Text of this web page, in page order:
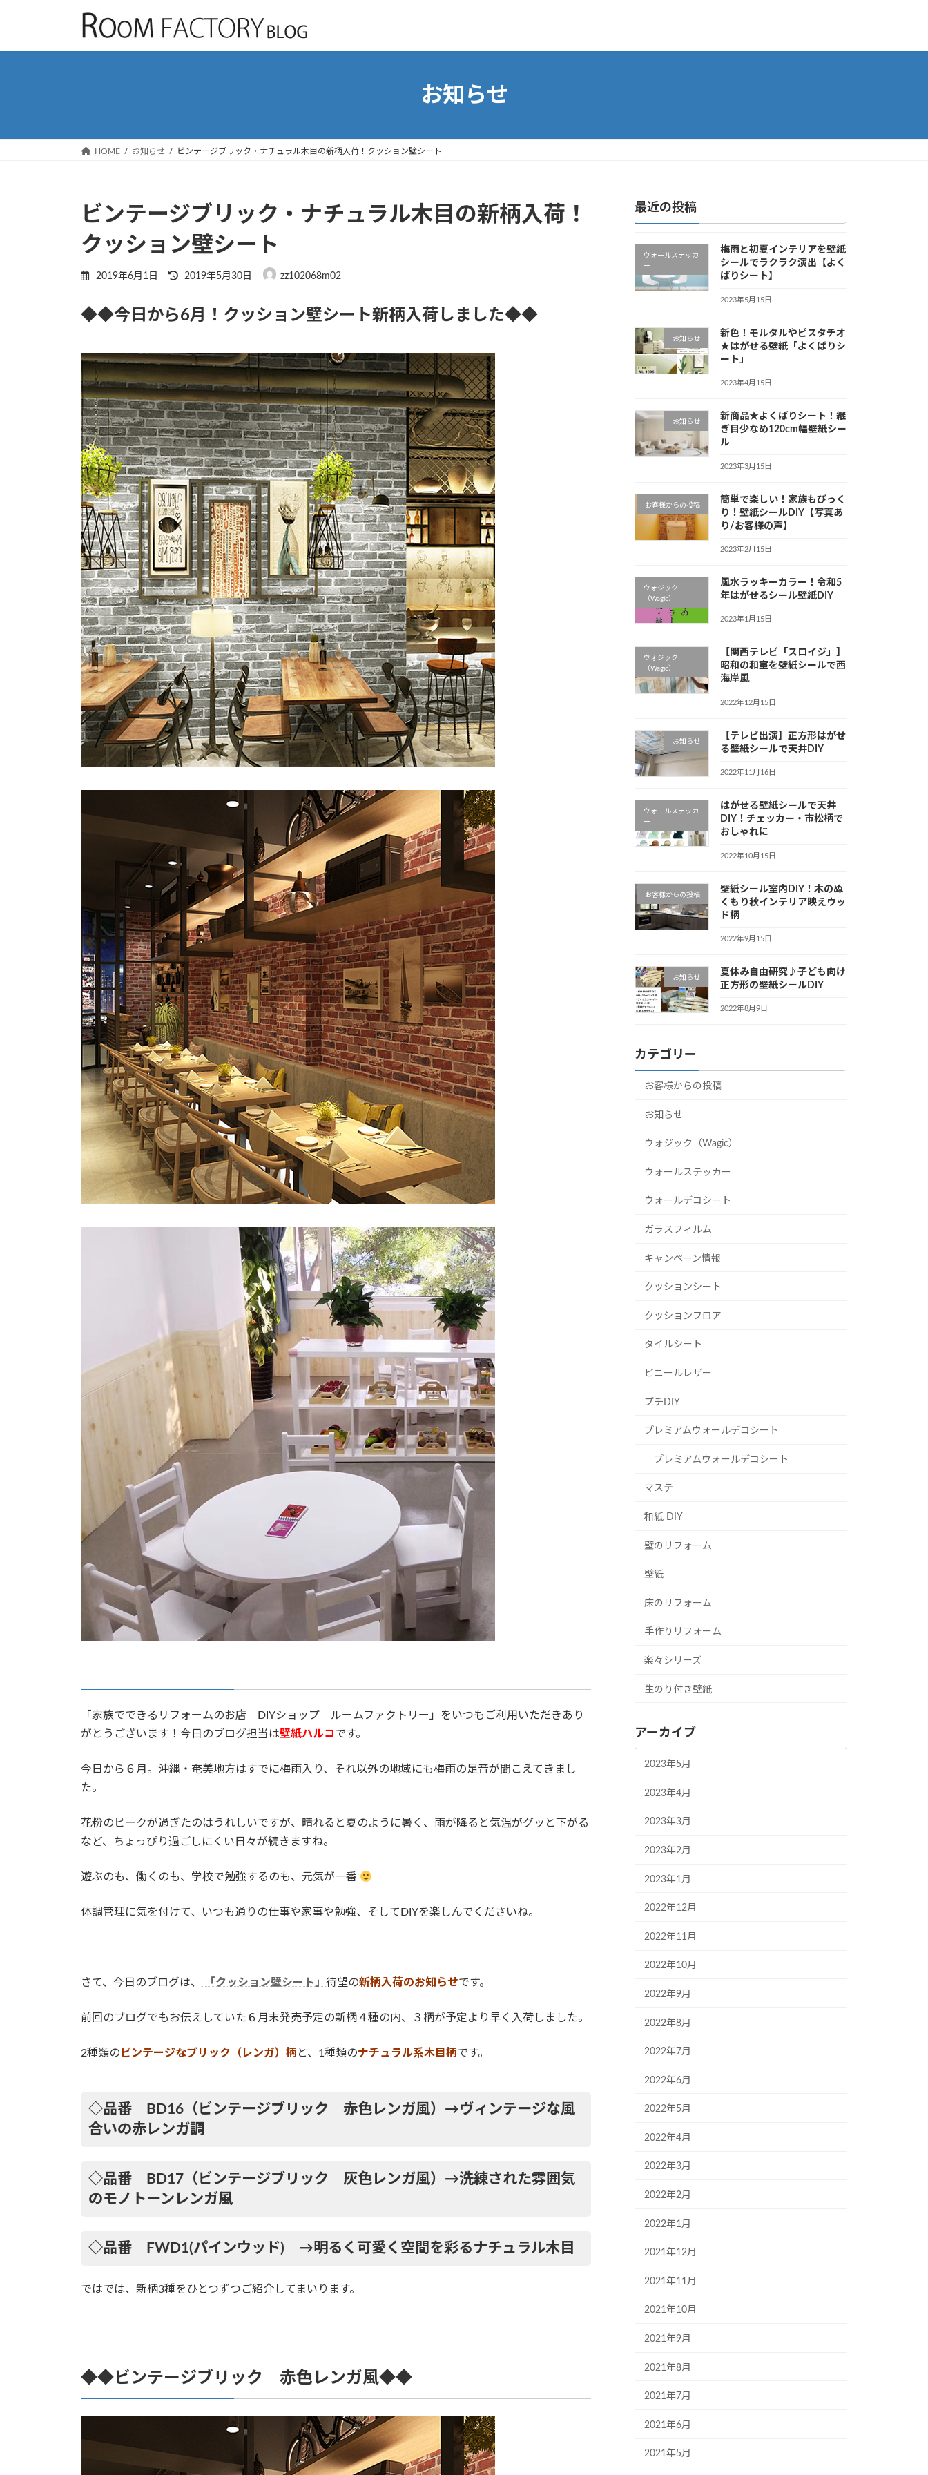
ッ
移
お知らせ
HOME お知らせ ビンテージブリック・ナチュラル木目の新柄入荷！クッション壁シート
ビンテージブリック・ナチュラル木目の新柄入荷！
クッション壁シート
2019年6月1日
最
新
:
2019年5月30日 zz102068m02
◆◆今日から6月！クッション壁シート新柄入荷しました◆◆
「家族でできるリフォームのお店 DIYショップ ルームファクトリー」をいつもご利用いただきあり
がとうございます！今日のブログ担当は壁紙ハルコ です。
今日から６月。沖縄・奄美地方はすでに梅雨入り、それ以外の地域にも梅雨の足音が聞こえてきまし
た。
花粉のピークが過ぎたのはうれしいですが、晴れると夏のように暑く、雨が降ると気温がグッと下がる
など、ちょっぴり過ごしにくい日々が続きますね。
遊ぶのも、働くのも、学校で勉強するのも、元気が一番
体調管理に気を付けて、いつも通りの仕事や家事や勉強、そしてDIYを楽しんでくださいね。
さて、今日のブログは、 「クッション壁シート」 待望の新柄入荷のお知らせです。
前回のブログでもお伝えしていた６月末発売予定の新柄４種の内、３柄が予定より早く入荷しました。
2種類の ビンテージなブリック（レンガ）柄 と、1種類のナチュラル系木目柄です。
◇品番 BD16（ビンテージブリック 赤色レンガ風）→ヴィンテージな風
合いの赤レンガ調
◇品番 BD17（ビンテージブリック 灰色レンガ風）→洗練された雰囲気
のモノトーンレンガ風
◇品番 FWD1(パインウッド) →明るく可愛く空間を彩るナチュラル木目
ではでは、新柄3種をひとつずつご紹介してまいります。
◆◆ビンテージブリック 赤色レンガ風◆◆
最近の投稿
ウォールステッカ
ー
梅雨と初夏インテリアを壁紙
シールでラクラク演出【よく
ばりシート】
2023年5月15日
お知らせ
新色！モルタルやピスタチオ
★はがせる壁紙「よくばりシ
ート」
2023年4月15日
お知らせ
新商品★よくばりシート！継
ぎ目少なめ120cm幅壁紙シー
ル
2023年3月15日
お客様からの投稿
簡単で楽しい！家族もびっく
り！壁紙シールDIY【写真あ
り/お客様の声】
2023年2月15日
ウォジック
（Wagic）
風水ラッキーカラー！令和5
年はがせるシール壁紙DIY
2023年1月15日
ウォジック
（Wagic）
【関西テレビ「スロイジ」】
昭和の和室を壁紙シールで西
海岸風
2022年12月15日
お知らせ
【テレビ出演】正方形はがせ
る壁紙シールで天井DIY
2022年11月16日
ウォールステッカ
ー
はがせる壁紙シールで天井
DIY！チェッカー・市松柄で
おしゃれに
2022年10月15日
お客様からの投稿
壁紙シール室内DIY！木のぬ
くもり秋インテリア映えウッ
ド柄
2022年9月15日
お知らせ
夏休み自由研究♪子ども向け
正方形の壁紙シールDIY
2022年8月9日
カテゴリー
お客様からの投稿
お知らせ
ウォジック（Wagic）
ウォールステッカー
ウォールデコシート
ガラスフィルム
キャンペーン情報
クッションシート
クッションフロア
タイルシート
ビニールレザー
プチDIY
プレミアムウォールデコシート
プレミアムウォールデコシート
マステ
和紙 DIY
壁のリフォーム
壁紙
床のリフォーム
手作りリフォーム
楽々シリーズ
生のり付き壁紙
アーカイブ
2023年5月
2023年4月
2023年3月
2023年2月
2023年1月
2022年12月
2022年11月
2022年10月
2022年9月
2022年8月
2022年7月
2022年6月
2022年5月
2022年4月
2022年3月
2022年2月
2022年1月
2021年12月
2021年11月
2021年10月
2021年9月
2021年8月
2021年7月
2021年6月
2021年5月